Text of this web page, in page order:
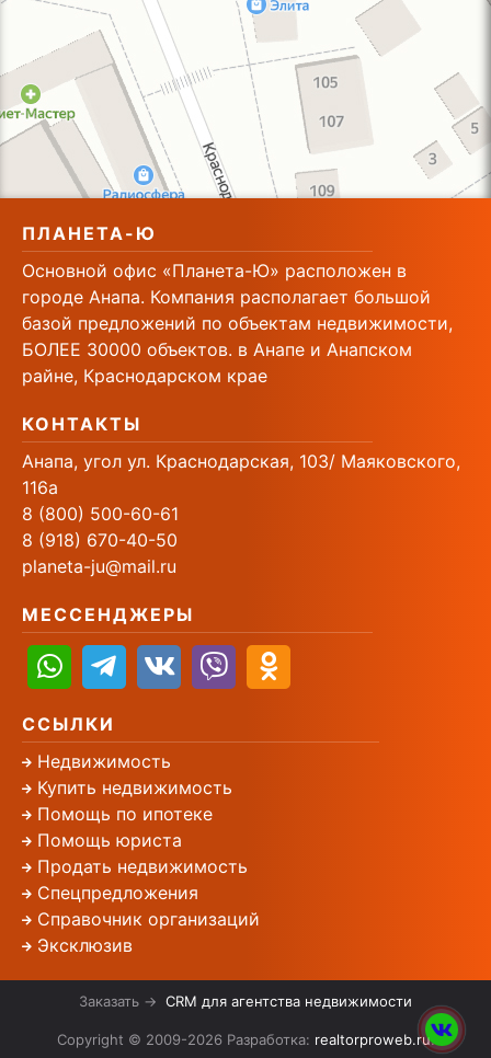
ПЛАНЕТА-Ю
Основной офис «Планета-Ю» расположен в
городе Анапа. Компания располагает большой
базой предложений по объектам недвижимости,
БОЛЕЕ 30000 объектов. в Анапе и Анапском
райне, Краснодарском крае
КОНТАКТЫ
Анапа, угол ул. Краснодарская, 103/ Маяковского,
116а
8 (800) 500-60-61
8 (918) 670-40-50
planeta-ju@mail.ru
МЕССЕНДЖЕРЫ
ССЫЛКИ
Недвижимость
Купить недвижимость
Помощь по ипотеке
Помощь юриста
Продать недвижимость
Спецпредложения
Справочник организаций
Эксклюзив
Заказать → CRM для агентства недвижимости
Copyright © 2009-2026 Разработка: realtorproweb.ru.